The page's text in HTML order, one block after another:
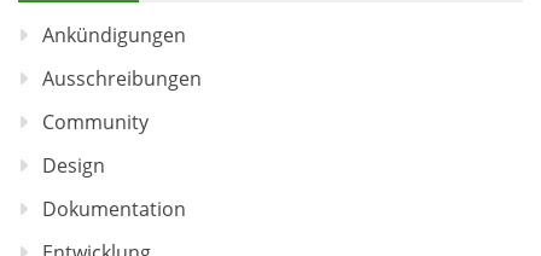
Ankündigungen
Ausschreibungen
Community
Design
Dokumentation